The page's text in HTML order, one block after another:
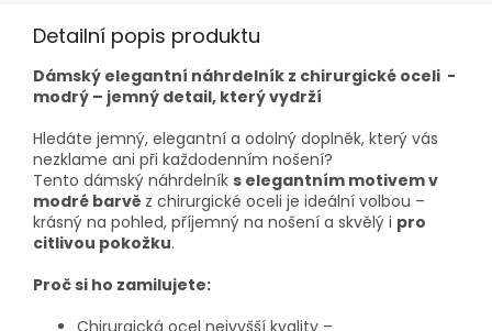
Detailní popis produktu
Dámský elegantní náhrdelník z chirurgické oceli -
modrý – jemný detail, který vydrží
Hledáte jemný, elegantní a odolný doplněk, který vás
nezklame ani při každodenním nošení?
Tento dámský náhrdelník s elegantním motivem v
modré barvě z chirurgické oceli je ideální volbou –
krásný na pohled, příjemný na nošení a skvělý i pro
citlivou pokožku.
Proč si ho zamilujete: